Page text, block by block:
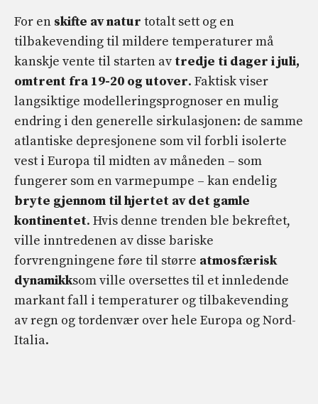
For en skifte av natur totalt sett og en
tilbakevending til mildere temperaturer må
kanskje vente til starten av tredje ti dager i juli,
omtrent fra 19-20 og utover. Faktisk viser
langsiktige modelleringsprognoser en mulig
endring i den generelle sirkulasjonen: de samme
atlantiske depresjonene som vil forbli isolerte
vest i Europa til midten av måneden – som
fungerer som en varmepumpe – kan endelig
bryte gjennom til hjertet av det gamle
kontinentet. Hvis denne trenden ble bekreftet,
ville inntredenen av disse bariske
forvrengningene føre til større atmosfærisk
dynamikksom ville oversettes til et innledende
markant fall i temperaturer og tilbakevending
av regn og tordenvær over hele Europa og Nord-
Italia.